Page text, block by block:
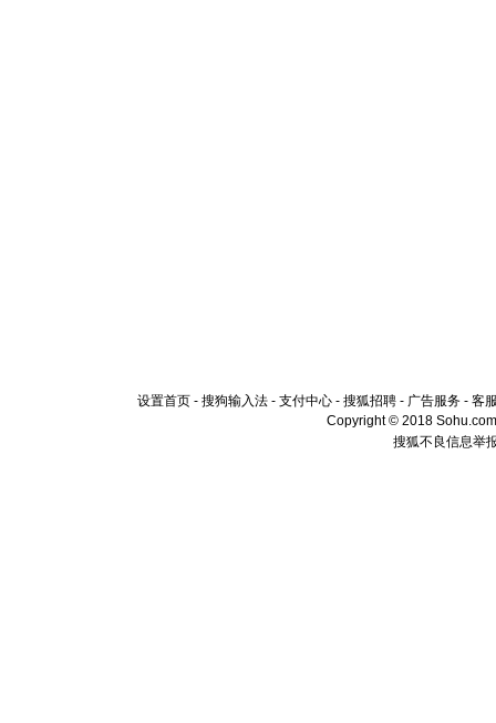
设置首页 - 搜狗输入法 - 支付中心 - 搜狐招聘 - 广告服务 - 客
Copyright © 2018
搜狐不良信息举